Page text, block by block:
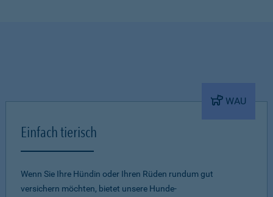
WAU
Einfach tierisch
Wenn Sie Ihre Hündin oder Ihren Rüden rundum gut
versichern möchten, bietet unsere Hunde-